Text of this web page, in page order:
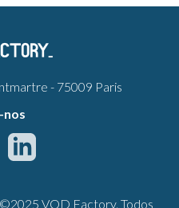
- 75009 Paris
nos
VOD Factory. Todos